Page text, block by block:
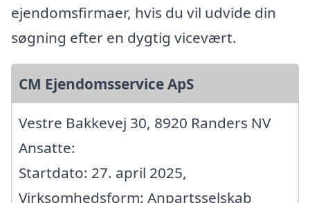
ejendomsfirmaer, hvis du vil udvide din
søgning efter en dygtig vicevært.
CM Ejendomsservice ApS
Vestre Bakkevej 30, 8920 Randers NV
Ansatte:
Startdato: 27. april 2025,
Virksomhedsform: Anpartsselskab